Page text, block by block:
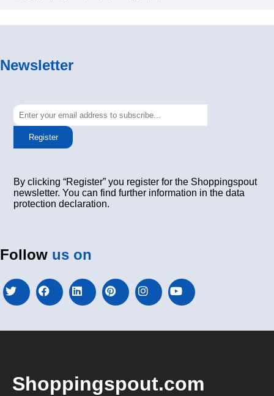
Newsletter
Register
By clicking “Register” you register for the Shoppingspout
newsletter. You can find further information in the data
protection declaration.
Follow us on
Shoppingspout.com